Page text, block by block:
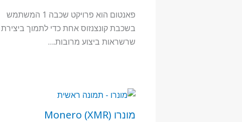
פאנטום הוא פרויקט שכבה 1 המשתמש
בשכבת קונצנזוס אחת כדי לתמוך ביצירת
שרשראות ביצוע מרובות.…
מונרו (XMR) Monero